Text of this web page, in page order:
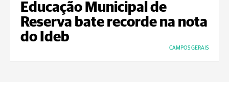
Educação Municipal de
Reserva bate recorde na nota
do Ideb
CAMPOS GERAIS